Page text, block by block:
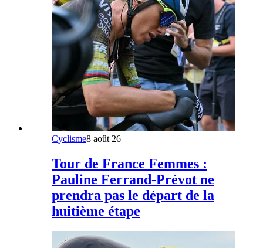
Cyclisme8 août 26
Tour de France Femmes :
Pauline Ferrand-Prévot ne
prendra pas le départ de la
huitième étape